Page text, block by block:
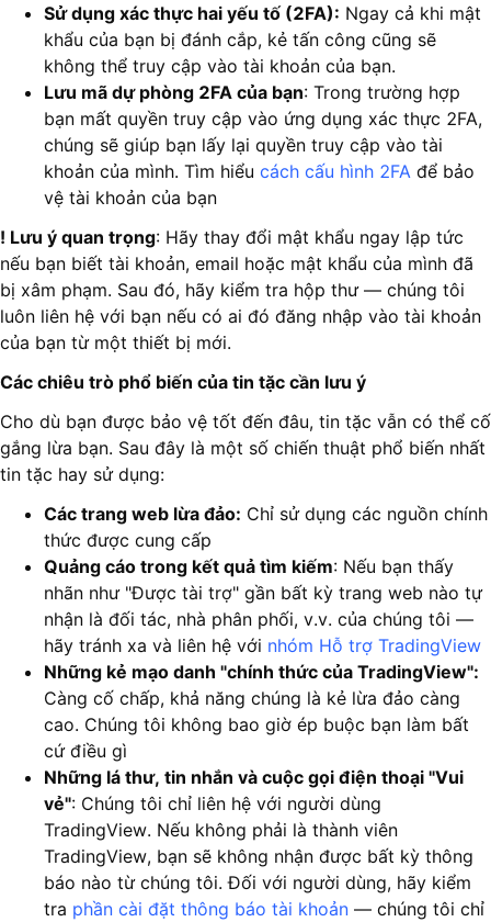
Sử dụng xác thực hai yếu tố (2FA): Ngay cả khi mật
khẩu của bạn bị đánh cắp, kẻ tấn công cũng sẽ
không thể truy cập vào tài khoản của bạn.
Lưu mã dự phòng 2FA của bạn: Trong trường hợp
bạn mất quyền truy cập vào ứng dụng xác thực 2FA,
chúng sẽ giúp bạn lấy lại quyền truy cập vào tài
khoản của mình. Tìm hiểu cách cấu hình 2FA để bảo
vệ tài khoản của bạn
! Lưu ý quan trọng: Hãy thay đổi mật khẩu ngay lập tức
nếu bạn biết tài khoản, email hoặc mật khẩu của mình đã
bị xâm phạm. Sau đó, hãy kiểm tra hộp thư — chúng tôi
luôn liên hệ với bạn nếu có ai đó đăng nhập vào tài khoản
của bạn từ một thiết bị mới.
Các chiêu trò phổ biến của tin tặc cần lưu ý
Cho dù bạn được bảo vệ tốt đến đâu, tin tặc vẫn có thể cố
gắng lừa bạn. Sau đây là một số chiến thuật phổ biến nhất
tin tặc hay sử dụng:
Các trang web lừa đảo: Chỉ sử dụng các nguồn chính
thức được cung cấp
Quảng cáo trong kết quả tìm kiếm: Nếu bạn thấy
nhãn như "Được tài trợ" gần bất kỳ trang web nào tự
nhận là đối tác, nhà phân phối, v.v. của chúng tôi —
hãy tránh xa và liên hệ với nhóm Hỗ trợ TradingView
Những kẻ mạo danh "chính thức của TradingView":
Càng cố chấp, khả năng chúng là kẻ lừa đảo càng
cao. Chúng tôi không bao giờ ép buộc bạn làm bất
cứ điều gì
Những lá thư, tin nhắn và cuộc gọi điện thoại "Vui
vẻ": Chúng tôi chỉ liên hệ với người dùng
TradingView. Nếu không phải là thành viên
TradingView, bạn sẽ không nhận được bất kỳ thông
báo nào từ chúng tôi. Đối với người dùng, hãy kiểm
tra phần cài đặt thông báo tài khoản — chúng tôi chỉ